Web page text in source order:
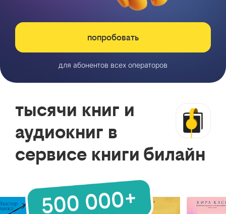
попробовать
для абонентов всех операторов
тысячи книг и
аудиокниг в
сервисе книги билайн